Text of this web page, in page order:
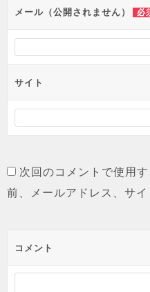
ンメール（公開されません） 必
サイト
次回のコメントで使用
前、メールアドレス、サイ
コメント